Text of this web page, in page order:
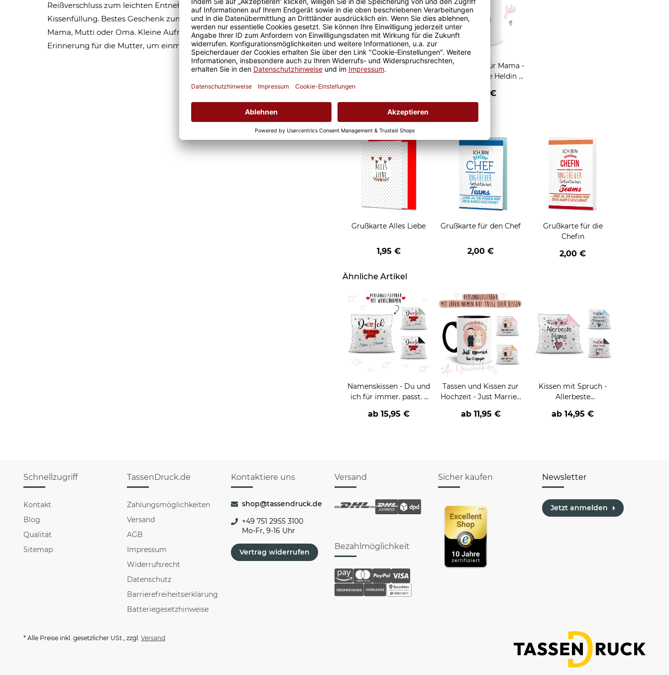
Reißverschluss zum leichten Entnehmen der mitgelieferten, passenden
Kissenfüllung. Bestes Geschenk zum Muttertag oder Geburtstag für jede
Mama, Mutti oder Oma. Kleine Aufmerksamkeit und bleibende
Erinnerung für die Mutter, um einmal für alles Danke zu sagen.
Danke Tasse für Mama -
Du bist meine Heldin -
mit Wunschname
13,95 €
Grußkarten zum Verschenken
Grußkarte Alles Liebe
1,95 €
Grußkarte für den Chef
2,00 €
Grußkarte für die
Chefin
2,00 €
Ähnliche Artikel
Namenskissen - Du und
ich für immer. passt. -
beschriften
ab 15,95 €
Tassen und Kissen zur
Hochzeit - Just Married
beschriften
ab 11,95 €
Kissen mit Spruch -
Allerbeste
Freunde
ab14,95 €
Schnellzugriff
Kontakt
Blog
Qualität
Sitemap
TassenDruck.de
Zahlungsmöglichkeiten
Versand
AGB
Impressum
Widerrufsrecht
Datenschutz
Barrierefreiheitserklärung
Batteriegesetzhinweise
Kontaktiere uns
shop@tassendruck.de
+49 751 2955 3100
Mo-Fr, 9-16 Uhr
Vertrag widerrufen
Versand
Bezahlmöglichkeit
Sicher kaufen Newsletter
Jetzt anmelden
* Alle Preise inkl. gesetzlicher USt., zzgl. Versand